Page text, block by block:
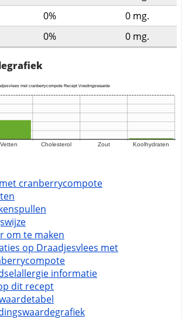
0% 0 mg.
0% 0 mg.
cranberrycompote
om te maken
op Draadjesvlees met
informatie
dit recept